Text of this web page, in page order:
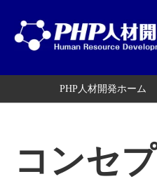
PHP人材開発ホーム
コンセ